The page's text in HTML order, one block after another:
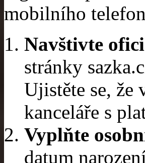
mobilního
Navštivte
stránky
Ujistěte se, že
kanceláře s
Vyplňte
datum